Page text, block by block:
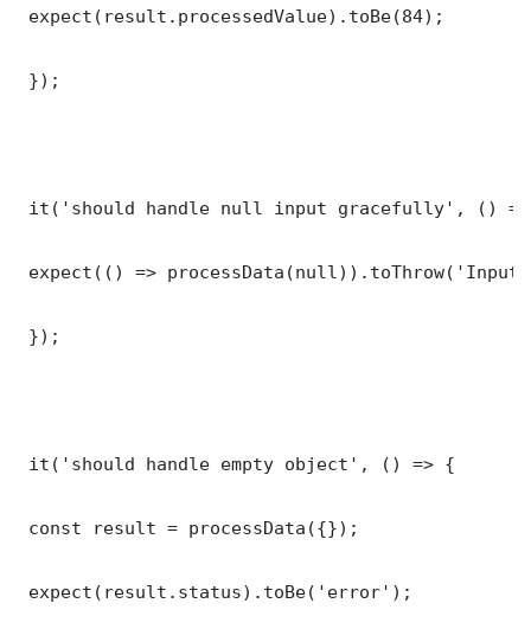
expect(result.processedValue).toBe(84);
});
it('should handle null input gracefully', ()
expect(() =>
});
it('should handle empty object', () => {
const result = processData({});
expect(result.status).toBe('error');